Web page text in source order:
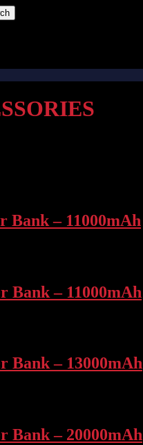
Bank – 11000mAh
Bank – 11000mAh
Bank – 13000mAh
Bank – 20000mAh